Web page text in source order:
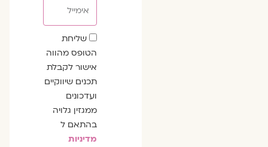
שדה
הסכמה
שליחת
הטופס מהווה
אישור לקבלת
תכנים שיווקיים
ועדכונים
ממגזין גלויה
בהתאם ל
מדיניות